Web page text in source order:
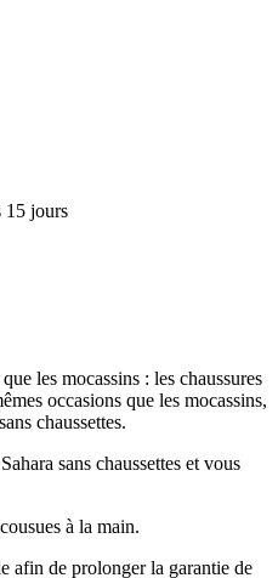
15 jours
les mocassins : les chaussures
occasions que les mocassins,
chaussettes.
sans chaussettes et vous
à la main.
afin de prolonger la garantie de